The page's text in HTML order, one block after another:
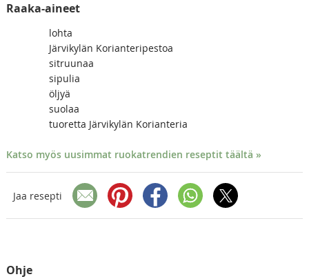
Raaka-aineet
lohta
Järvikylän Korianteripestoa
sitruunaa
sipulia
öljyä
suolaa
tuoretta Järvikylän Korianteria
Katso myös uusimmat ruokatrendien reseptit täältä »
Jaa resepti
Ohje